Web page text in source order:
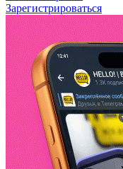
Зарегистрироваться